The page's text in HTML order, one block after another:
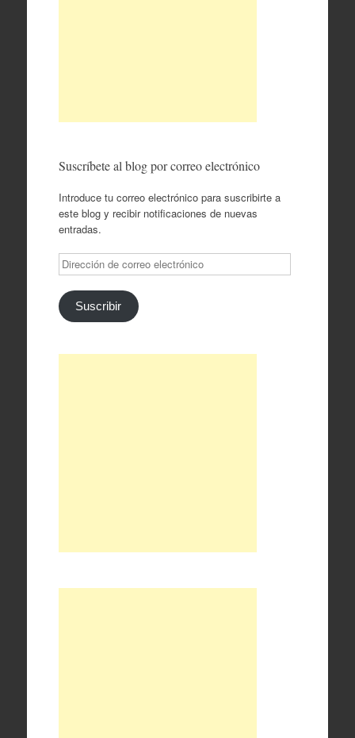
Suscríbete al blog por correo electrónico
Introduce tu correo electrónico para suscribirte a
este blog y recibir notificaciones de nuevas
entradas.
Dirección
de
correo
electrónico
Suscribir